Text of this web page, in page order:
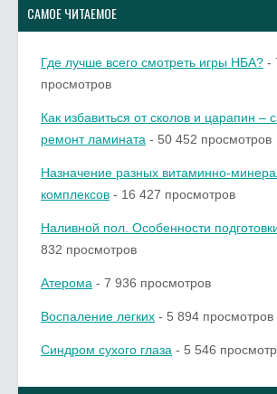
САМОЕ ЧИТАЕМОЕ
Где лучше всего смотреть игры НБА? -
просмотров
Как избавиться от сколов и царапин –
ремонт ламината - 50 452 просмотров
Назначение разных витаминно-
комплексов - 16 427 просмотров
Наливной пол. Особенности
832 просмотров
Атерома - 7 936 просмотров
Воспаление легких - 5 894 просмотров
Синдром сухого глаза - 5 546